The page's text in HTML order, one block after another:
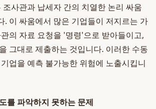
조사관과 납세자 간의 치열한 논리 싸움
. 이 싸움에서 많은 기업들이 저지르는 가
의 자료 요청을 '명령'으로 받아들이고,
그대로 제출하는 것입니다. 이러한 수동
업을 예측 불가능한 위험에 노출시킵니
를 파악하지 못하는 문제